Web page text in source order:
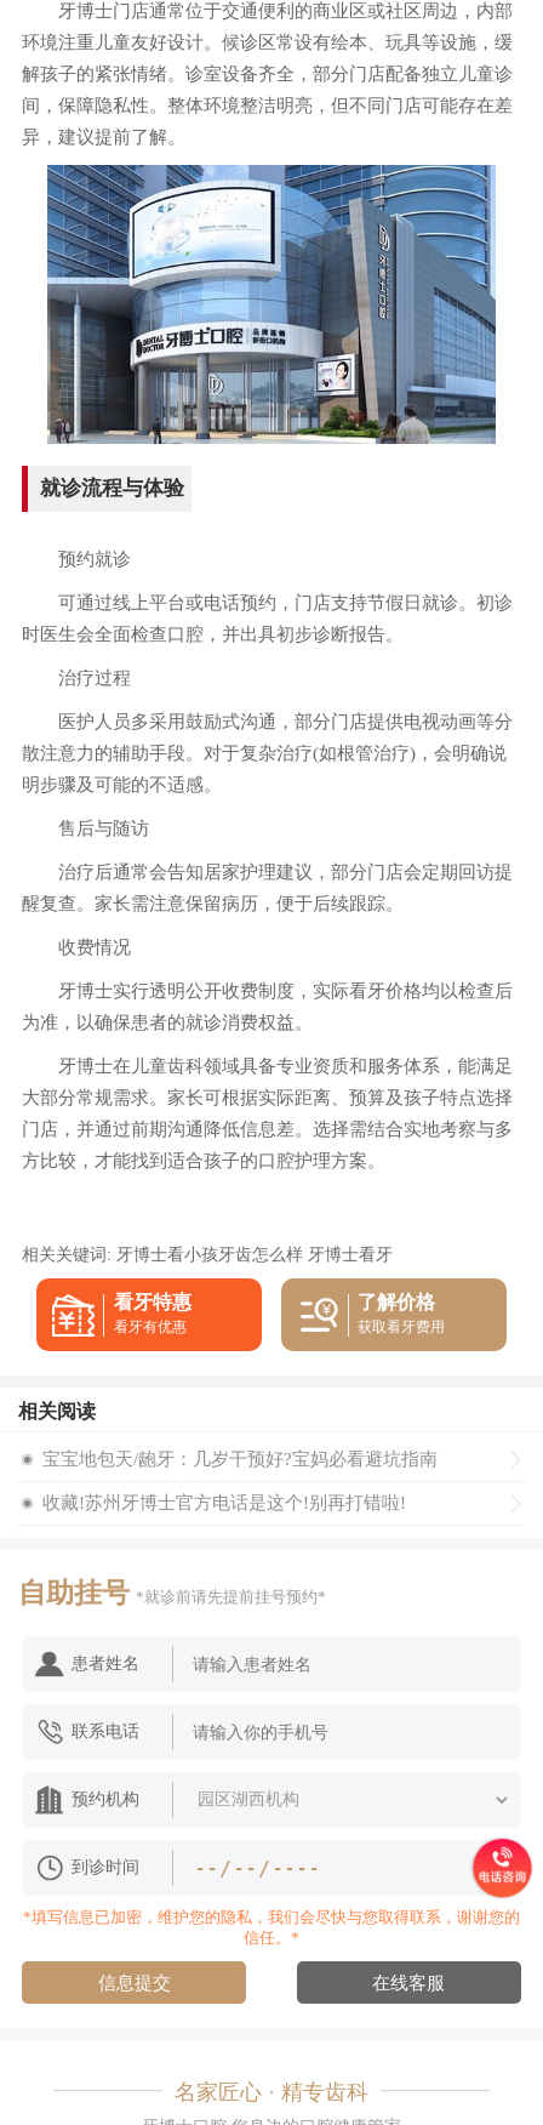
牙博士门店通常位于交通便利的商业区或社区周边，内部
环境注重儿童友好设计。候诊区常设有绘本、玩具等设施，缓
解孩子的紧张情绪。诊室设备齐全，部分门店配备独立儿童诊
间，保障隐私性。整体环境整洁明亮，但不同门店可能存在差
异，建议提前了解。
就诊流程与体验
预约就诊
可通过线上平台或电话预约，门店支持节假日就诊。初诊
时医生会全面检查口腔，并出具初步诊断报告。
治疗过程
医护人员多采用鼓励式沟通，部分门店提供电视动画等分
散注意力的辅助手段。对于复杂治疗(如根管治疗)，会明确说
明步骤及可能的不适感。
售后与随访
治疗后通常会告知居家护理建议，部分门店会定期回访提
醒复查。家长需注意保留病历，便于后续跟踪。
收费情况
牙博士实行透明公开收费制度，实际看牙价格均以检查后
为准，以确保患者的就诊消费权益。
牙博士在儿童齿科领域具备专业资质和服务体系，能满足
大部分常规需求。家长可根据实际距离、预算及孩子特点选择
门店，并通过前期沟通降低信息差。选择需结合实地考察与多
方比较，才能找到适合孩子的口腔护理方案。
相关关键词: 牙博士看小孩牙齿怎么样 牙博士看牙
看牙特惠
看牙有优惠
了解价格
获取看牙费用
相关阅读
宝宝地包天/龅牙：几岁干预好?宝妈必看避坑指南
收藏!苏州牙博士官方电话是这个!别再打错啦!
自助挂号 *就诊前请先提前挂号预约*
患者姓名
联系电话
预约机构
到诊时间
*填写信息已加密，维护您的隐私，我们会尽快与您取得联系，谢谢您的
信任。*
信息提交 在线客服
名家匠心 · 精专齿科